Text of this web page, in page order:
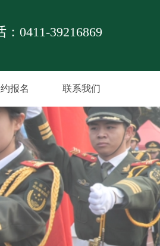
：0411-39216869
报名 联系我们